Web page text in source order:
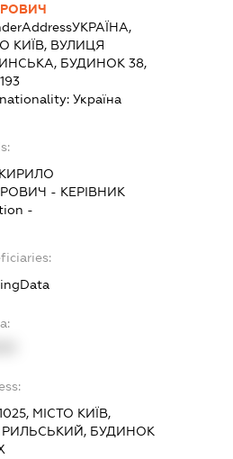
УКРАЇНА,
КИЇВ, ВУЛИЦЯ
БУДИНОК 38,
Україна
- КЕРІВНИК
-
МІСТО КИЇВ,
БУДИНОК